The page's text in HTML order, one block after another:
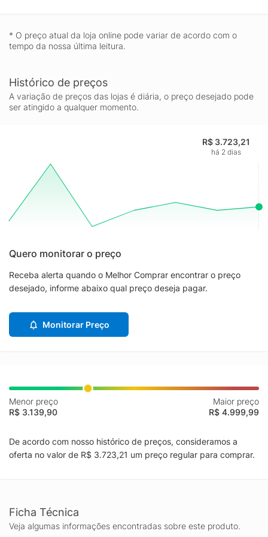
gamer e criativo.
* O preço atual da loja online pode variar de acordo com o
tempo da nossa última leitura.
Histórico de preços
A variação de preços das lojas é diária, o preço desejado pode
ser atingido a qualquer momento.
R$ 3.723,21
há 2 dias
Quero monitorar o preço
Receba alerta quando o Melhor Comprar encontrar o preço
desejado, informe abaixo qual preço deseja pagar.
Monitorar Preço
Menor preço
R$ 3.139,90
Maior preço
R$ 4.999,99
De acordo com nosso histórico de preços, consideramos a
oferta no valor de R$ 3.723,21 um preço regular para comprar.
Ficha Técnica
Veja algumas informações encontradas sobre este produto.